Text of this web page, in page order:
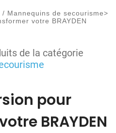
/ Mannequins de secourisme>
votre BRAYDEN
de la catégorie
pour
BRAYDEN